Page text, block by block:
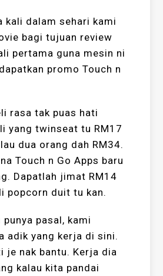
kali dalam sehari kami
bagi tujuan review
pertama guna mesin ni
promo Touch n
rasa tak puas hati
yang twinseat tu RM17
dua orang dah RM34.
Touch n Go Apps baru
Dapatlah jimat RM14
popcorn duit tu kan.
punya pasal, kami
adik yang kerja di sini.
je nak bantu. Kerja dia
kalau kita pandai